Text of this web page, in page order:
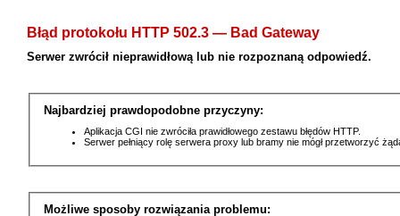
Błąd protokołu HTTP 502.3 — Bad Gateway
Serwer zwrócił nieprawidłową lub nie rozpoznaną odpowiedź.
Najbardziej prawdopodobne przyczyny:
Aplikacja CGI nie zwróciła prawidłowego zestawu błędów HTTP.
Serwer pełniący rolę serwera proxy lub bramy nie mógł przetworzyć
Możliwe sposoby rozwiązania problemu: